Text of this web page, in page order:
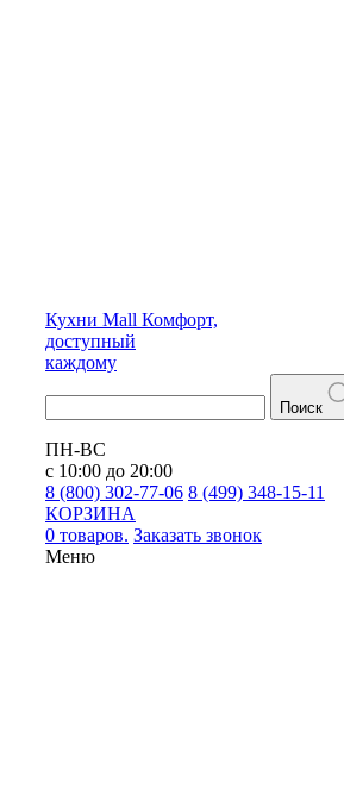
Кухни Mall Комфорт,
доступный
каждому
Поиск
ПН-ВС
с 10:00 до 20:00
8 (800) 302-77-06 8 (499) 348-15-11
КОРЗИНА
0 товаров. Заказать звонок
Меню